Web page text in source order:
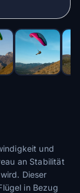
und
an Stabilität
Dieser
in Bezug